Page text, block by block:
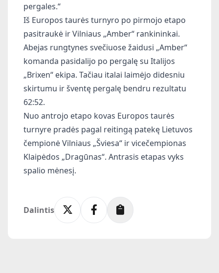
pergales.“
Iš Europos taurės turnyro po pirmojo etapo
pasitraukė ir Vilniaus „Amber“ rankininkai.
Abejas rungtynes svečiuose žaidusi „Amber“
komanda pasidalijo po pergalę su Italijos
„Brixen“ ekipa. Tačiau italai laimėjo didesniu
skirtumu ir šventę pergalę bendru rezultatu
62:52.
Nuo antrojo etapo kovas Europos taurės
turnyre pradės pagal reitingą patekę Lietuvos
čempionė Vilniaus „Šviesa“ ir vicečempionas
Klaipėdos „Dragūnas“. Antrasis etapas vyks
spalio mėnesį.
Dalintis